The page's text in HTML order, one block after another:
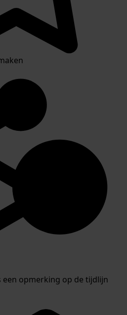
een opmerking op de tijdlijn